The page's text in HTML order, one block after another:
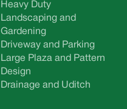
Heavy Duty
Landscaping and
Gardening
Driveway and Parking
Large Plaza and Pattern
Design
Drainage and Uditch